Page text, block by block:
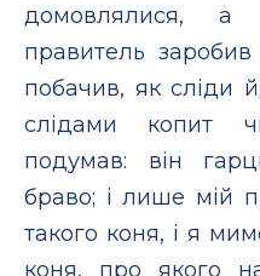
домовлялися, а
правитель
побачив, як сліди
слідами копит
подумав: він
браво; і лише мій
такого коня, і я
коня, про якого